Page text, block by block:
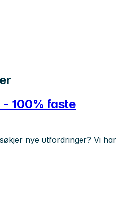
100% faste
nye utfordringer? Vi har